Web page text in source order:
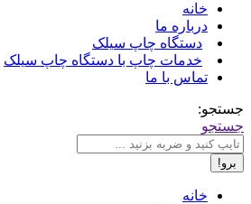
خانه
درباره ما
دستگاه چاپ سیلک
خدمات چاپ با دستگاه چاپ سیلک
تماس با ما
جستجو:
جستجو
خانه